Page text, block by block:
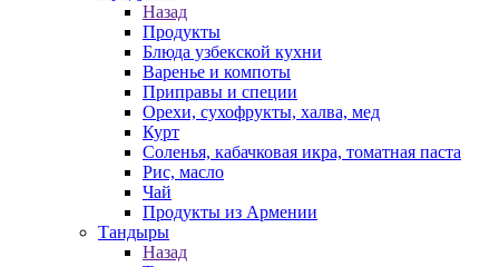
Назад
Продукты
Блюда узбекской кухни
Варенье и компоты
Приправы и специи
Орехи, сухофрукты, халва, мед
Курт
Соленья, кабачковая икра, томатная паста
Рис, масло
Чай
Продукты из Армении
Тандыры
Назад